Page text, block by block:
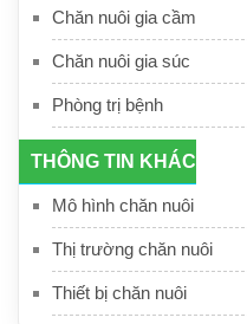
Chăn nuôi gia cầm
Chăn nuôi gia súc
Phòng trị bệnh
THÔNG TIN KHÁC
Mô hình chăn nuôi
Thị trường chăn nuôi
Thiết bị chăn nuôi